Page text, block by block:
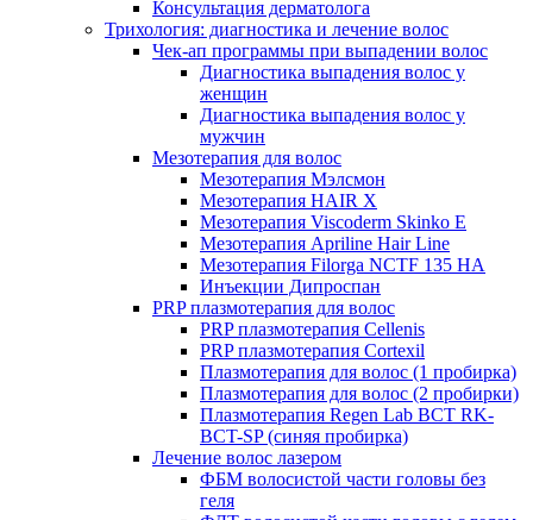
Консультация дерматолога
Трихология: диагностика и лечение волос
Чек-ап программы при выпадении волос
Диагностика выпадения волос у
женщин
Диагностика выпадения волос у
мужчин
Мезотерапия для волос
Мезотерапия Мэлсмон
Мезотерапия HAIR X
Мезотерапия Viscoderm Skinko E
Мезотерапия Apriline Hair Line
Мезотерапия Filorga NCTF 135 HA
Инъекции Дипроспан
PRP плазмотерапия для волос
PRP плазмотерапия Cellenis
PRP плазмотерапия Cortexil
Плазмотерапия для волос (1 пробирка)
Плазмотерапия для волос (2 пробирки)
Плазмотерапия Regen Lab BCT RK-
BCT-SP (синяя пробирка)
Лечение волос лазером
ФБМ волосистой части головы без
геля